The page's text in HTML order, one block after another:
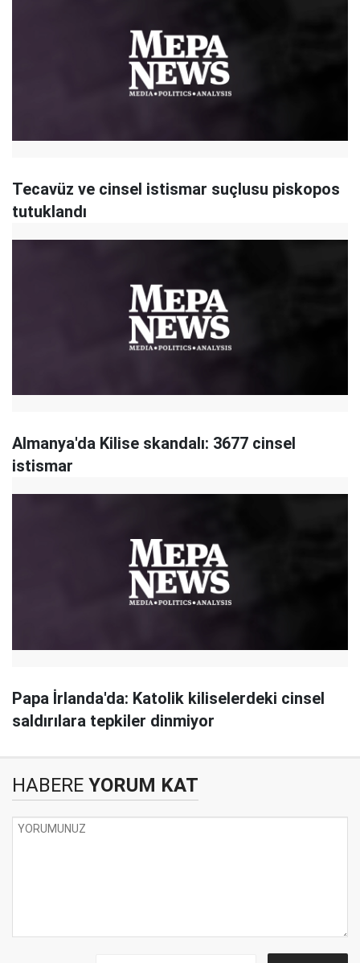
Tecavüz ve cinsel istismar suçlusu piskopos
tutuklandı
Almanya'da Kilise skandalı: 3677 cinsel
istismar
Papa İrlanda'da: Katolik kiliselerdeki cinsel
saldırılara tepkiler dinmiyor
HABERE YORUM KAT